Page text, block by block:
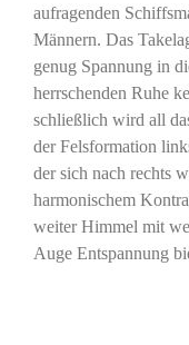
aufragenden
Männern. Das
genug Spannung in
herrschenden Ruhe
schließlich wird all
der Felsformation
der sich nach rechts
harmonischem
weiter Himmel mit
Auge Entspannung